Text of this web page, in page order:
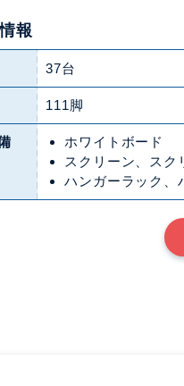
報
37台
111脚
ホワイトボード
スクリーン、スク
ハンガーラック、